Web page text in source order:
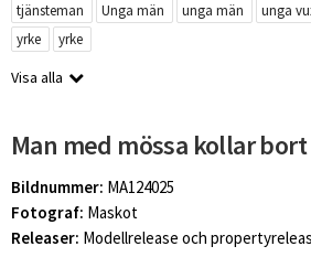
tjänsteman
Unga män unga män unga
yrke
yrke
Visa alla
Man med mössa kollar
Bildnummer: MA124025
Fotograf: Maskot
Releaser: Modellrelease och